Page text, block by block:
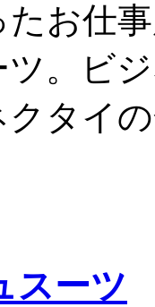
お仕
。ビ
タイ
スーツ